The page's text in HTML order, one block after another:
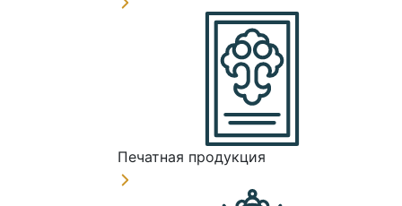
Печатная продукция